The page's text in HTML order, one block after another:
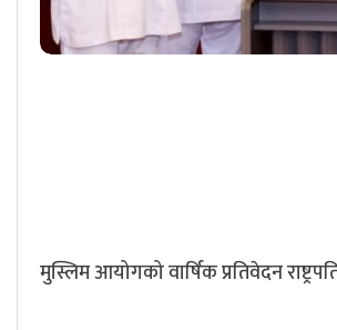
मुस्लिम आयोगको वार्षिक प्रतिवेदन